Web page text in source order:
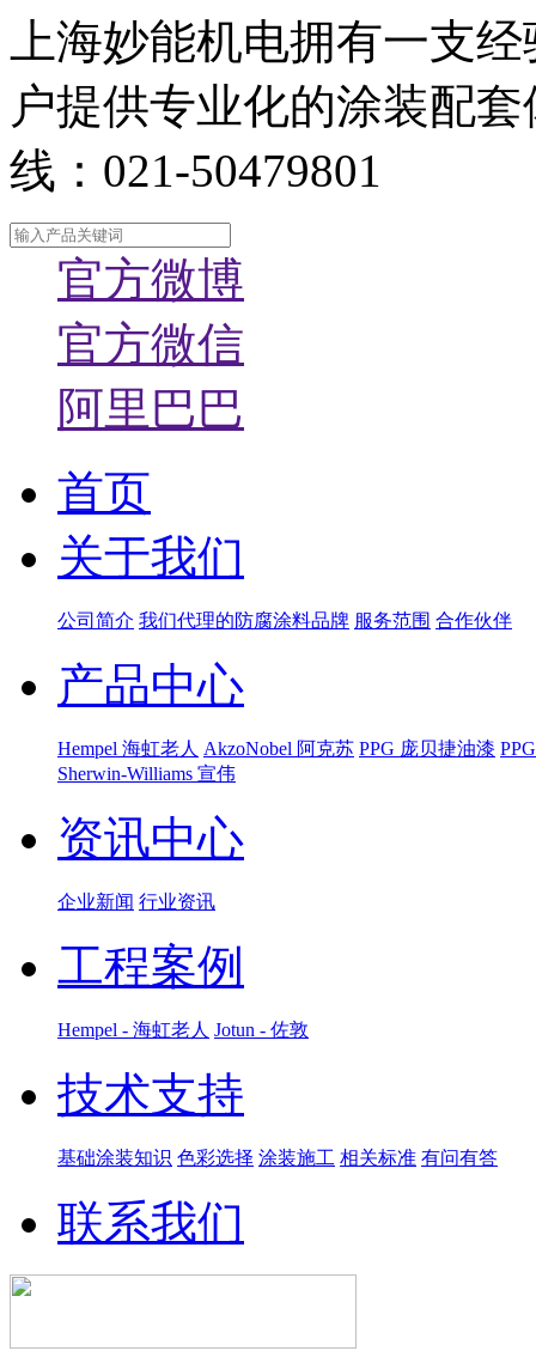
上海妙能机电拥有一支
户提供专业化的涂装配
线：021-50479801
官方微博
官方微信
阿里巴巴
首页
关于我们
公司简介 我们代理的防腐涂料品牌 服务范围 合作伙伴
产品中心
Hempel 海虹老人 AkzoNobel 阿克苏 PPG 庞贝捷油漆
Sherwin-Williams 宣伟
资讯中心
企业新闻 行业资讯
工程案例
Hempel - 海虹老人 Jotun - 佐敦
技术支持
基础涂装知识 色彩选择 涂装施工 相关标准 有问有答
联系我们